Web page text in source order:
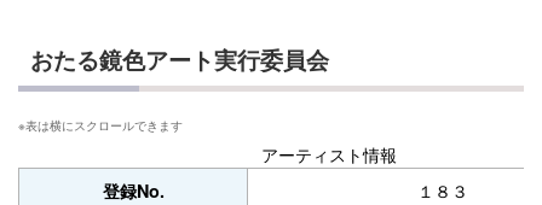
おたる鏡色アート実行委員会
アーティスト情報
登録No. １８３